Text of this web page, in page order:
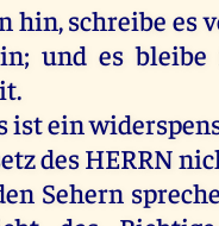
hin,schreibe es
; und es bleibe
.
istein
desHERRN
Sehern